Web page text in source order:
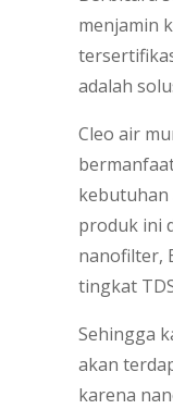
menjamin
adalah
Cleo air
kebutuhan
produk ini
nanofilter,
tingkat
Sehingga
akan
karena